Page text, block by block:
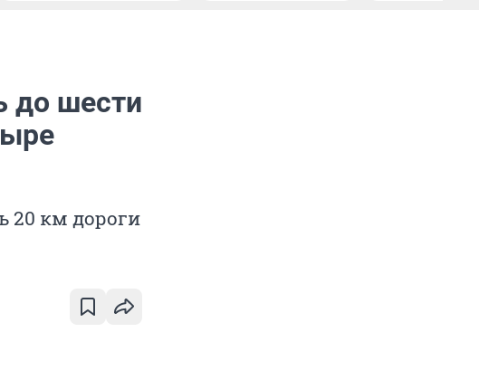
до шести
20 км дороги